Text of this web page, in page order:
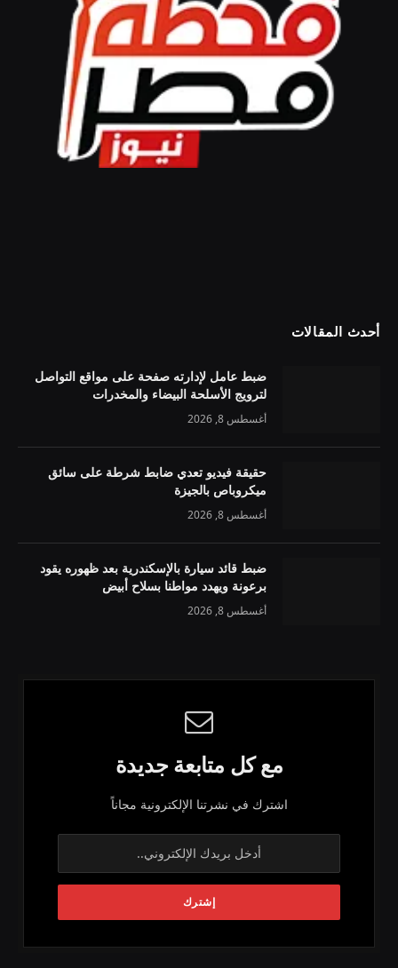
أحدث المقالات
ضبط عامل لإدارته صفحة على مواقع التواصل
لترويج الأسلحة البيضاء والمخدرات
أغسطس 8, 2026
حقيقة فيديو تعدي ضابط شرطة على سائق
ميكروباص بالجيزة
أغسطس 8, 2026
ضبط قائد سيارة بالإسكندرية بعد ظهوره يقود
برعونة ويهدد مواطنا بسلاح أبيض
أغسطس 8, 2026
مع كل متابعة جديدة
اشترك في نشرتنا الإلكترونية مجاناً